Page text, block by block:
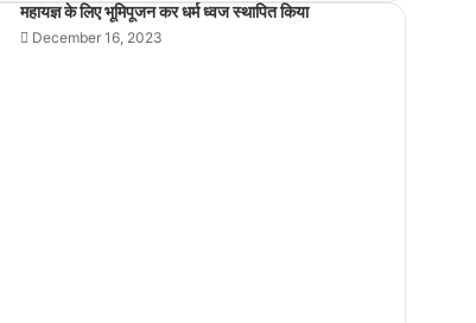
महायज्ञ के लिए भूमिपूजन कर धर्म ध्वज स्थापित किया
December 16, 2023